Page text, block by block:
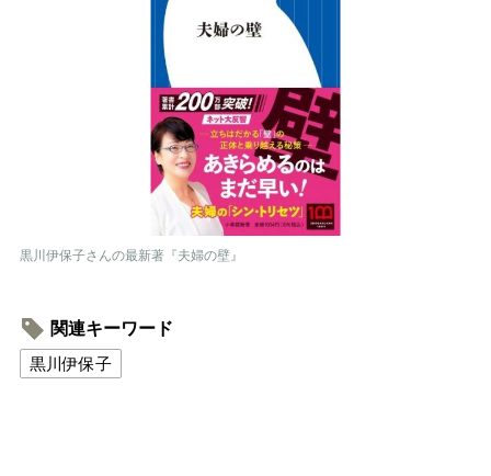
黒川伊保子さんの最新著『夫婦の壁』
関連キーワード
黒川伊保子